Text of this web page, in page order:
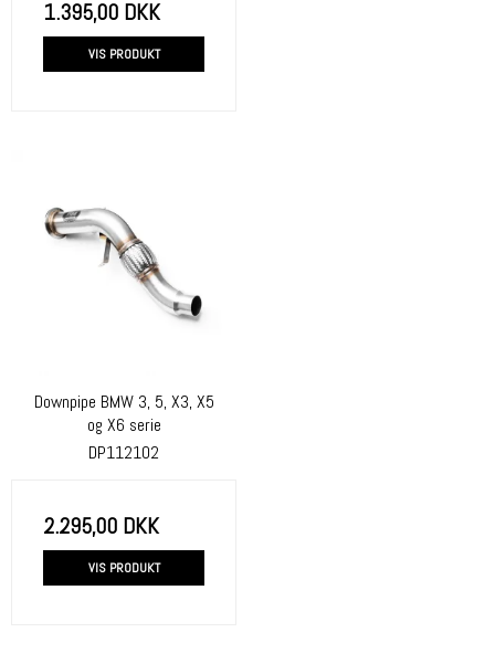
1.395,00 DKK
VIS PRODUKT
Downpipe BMW 3, 5, X3, X5
og X6 serie
DP112102
2.295,00 DKK
VIS PRODUKT